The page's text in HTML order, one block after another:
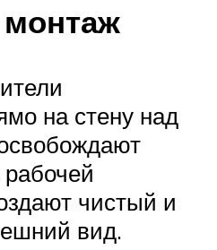
на стену над
чистый и
вид.